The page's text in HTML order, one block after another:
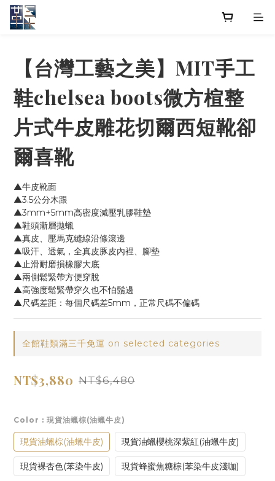
【台灣工藝之美】MIT手工
鞋chelsea boots微方楦整
片式牛皮雕花切爾西短靴卻
爾喜靴
▲牛皮靴面
▲3.5公分木跟
▲3mm+5mm高密度減壓乳膠鞋墊
▲鞋頭漸層拋蠟
▲真皮、壓馬克縫線沿條滾邊
▲吸汗、透氣，全真皮豚皮內裡、腳墊
▲止滑耐磨損橡膠大底
▲兩側鬆緊帶方便穿脫
▲高強度鬆緊帶穿久也不怕鬚邊
▲尺碼差距：每個尺碼差5mm，正常尺碼不偏碼
全館鞋類滿三千免運 on selected categories
NT$3,880 NT$6,480
Color : 現貨油蠟棕(油蠟牛皮)
現貨油蠟棕(油蠟牛皮) 現貨油蠟櫻桃深紫紅(油蠟牛皮)
現貨裸杏色(苯染牛皮) 現貨蜂蜜焦糖棕(苯染牛皮淺咖)